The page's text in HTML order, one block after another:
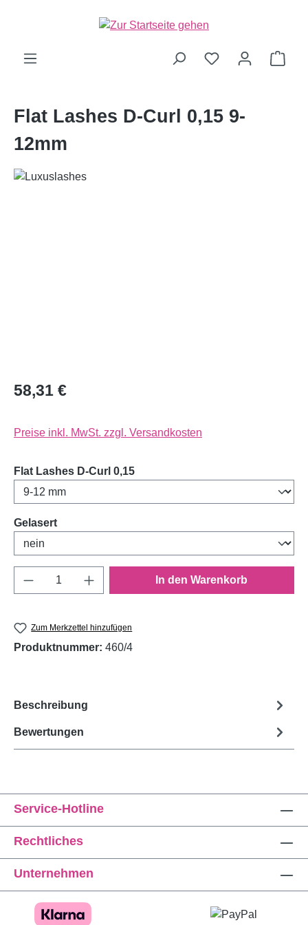
Flat Lashes D-Curl 0,15 9-
12mm
58,31 €
Preise inkl. MwSt. zzgl. Versandkosten
Flat Lashes D-Curl 0,15auswählen
Gelasertauswählen
Produkt Anzahl: Gib den gewünschten
In den Warenkorb
Zum Merkzettel hinzufügen
Produktnummer: 460/4
Beschreibung
Bewertungen
Service-Hotline
Rechtliches
Unternehmen